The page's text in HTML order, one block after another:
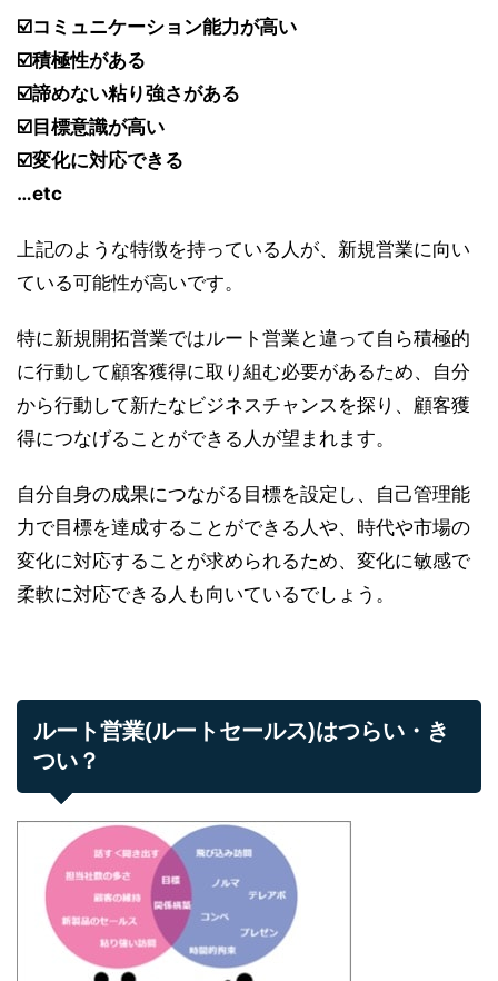
☑️コミュニケーション能力が高い
☑️積極性がある
☑️諦めない粘り強さがある
☑️目標意識が高い
☑️変化に対応できる
…etc
上記のような特徴を持っている人が、新規営業に向い
ている可能性が高いです。
特に新規開拓営業ではルート営業と違って自ら積極的
に行動して顧客獲得に取り組む必要があるため、自分
から行動して新たなビジネスチャンスを探り、顧客獲
得につなげることができる人が望まれます。
自分自身の成果につながる目標を設定し、自己管理能
力で目標を達成することができる人や、時代や市場の
変化に対応することが求められるため、変化に敏感で
柔軟に対応できる人も向いているでしょう。
ルート営業(ルートセールス)はつらい・き
つい？